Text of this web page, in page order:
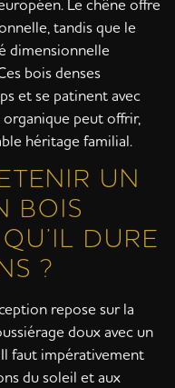
Le chêne offre
tandis que le
dimensionnelle
bois denses
et se patinent avec
peut offrir,
héritage familial.
UN
BOIS
DURE
?
repose sur la
doux avec un
faut impérativement
du soleil et aux